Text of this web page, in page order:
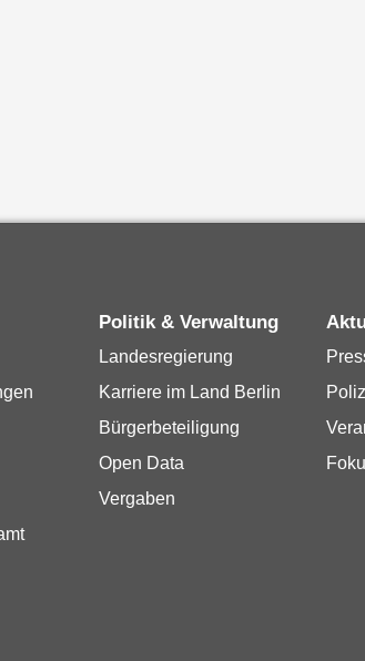
Politik & Verwaltung
Landesregierung
Karriere im Land Berlin
Bürgerbeteiligung
Open Data
Vergaben